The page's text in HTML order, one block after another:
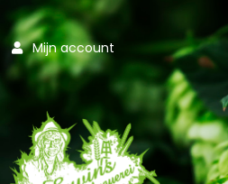
Ga
naar
de
inhoud
Mijn account